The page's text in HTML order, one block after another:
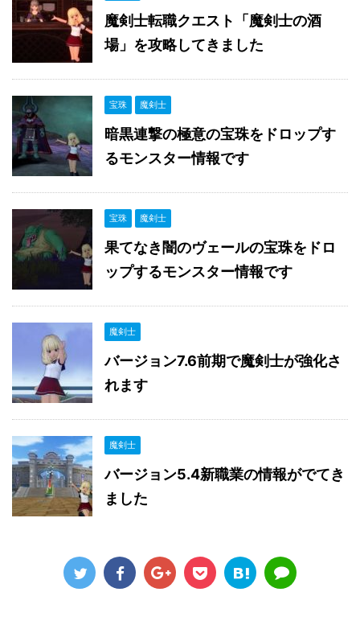
魔剣士転職クエスト「魔剣士の酒
場」を攻略してきました
宝珠 魔剣士
暗黒連撃の極意の宝珠をドロップす
るモンスター情報です
宝珠 魔剣士
果てなき闇のヴェールの宝珠をドロ
ップするモンスター情報です
魔剣士
バージョン7.6前期で魔剣士が強化さ
れます
魔剣士
バージョン5.4新職業の情報がでてき
ました